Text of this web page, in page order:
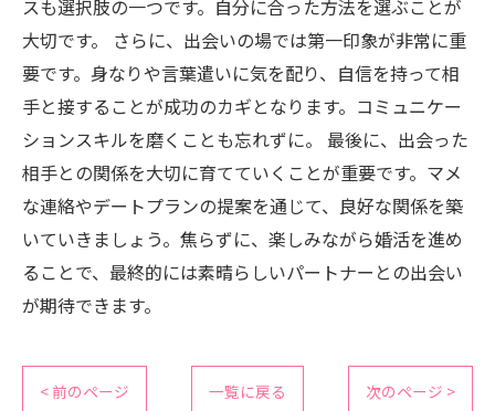
スも選択肢の一つです。自分に合った方法を選ぶことが
大切です。 さらに、出会いの場では第一印象が非常に重
要です。身なりや言葉遣いに気を配り、自信を持って相
手と接することが成功のカギとなります。コミュニケー
ションスキルを磨くことも忘れずに。 最後に、出会った
相手との関係を大切に育てていくことが重要です。マメ
な連絡やデートプランの提案を通じて、良好な関係を築
いていきましょう。焦らずに、楽しみながら婚活を進め
ることで、最終的には素晴らしいパートナーとの出会い
が期待できます。
< 前のページ 一覧に戻る 次のページ >